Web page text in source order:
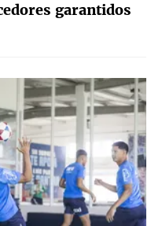
garantidos